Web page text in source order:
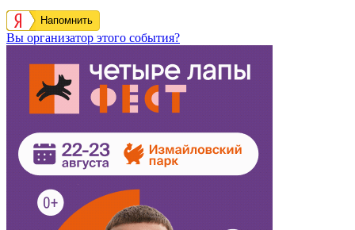
Напомнить
Вы организатор этого события?